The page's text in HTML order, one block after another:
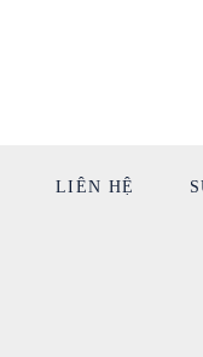
LIÊN HỆ